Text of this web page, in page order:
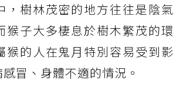
，樹林茂密的地方往往是陰氣
猴子大多棲息於樹木繁茂的環
猴的人在鬼月特別容易受到影
冒、身體不適的情況。